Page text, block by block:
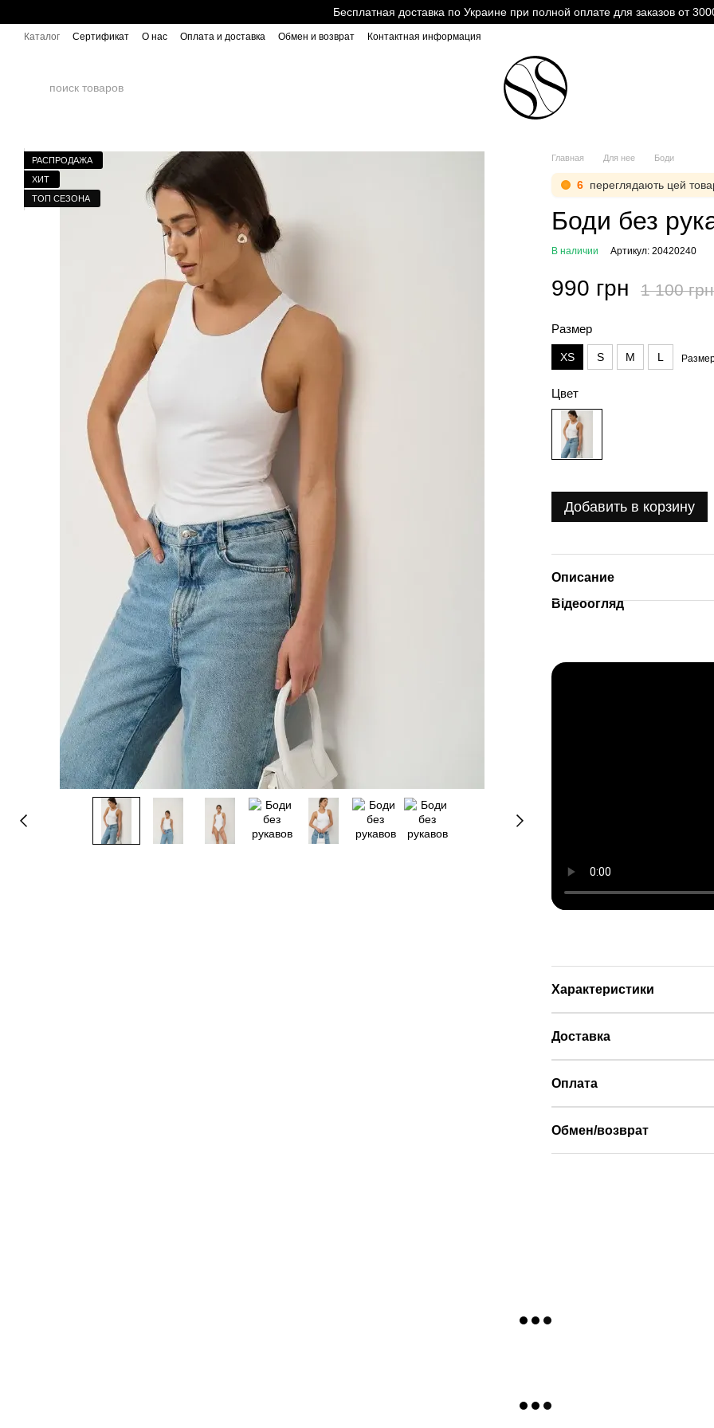
Бесплатная доставка по Украине при полной оплате для заказов от
Каталог Сертификат О нас Оплата и доставка Обмен и возврат Контактная информация
РАСПРОДАЖА
ХИТ
ТОП СЕЗОНА
Главная Для нее Боди
6 переглядають цей
Боди без
В наличии Артикул: 20420240
990 грн 1 100 грн
Размер
XS S M L
Цвет
Добавить в корзину
Описание
Відеоогляд
Характеристики
Доставка
Оплата
Обмен/возврат